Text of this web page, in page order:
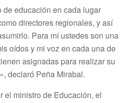
educación en cada lugar
directores regionales, y así
Para mí ustedes son una
oídos y mi voz en cada una de
asignadas para realizar su
declaró Peña Mirabal.
el ministro de Educación, el